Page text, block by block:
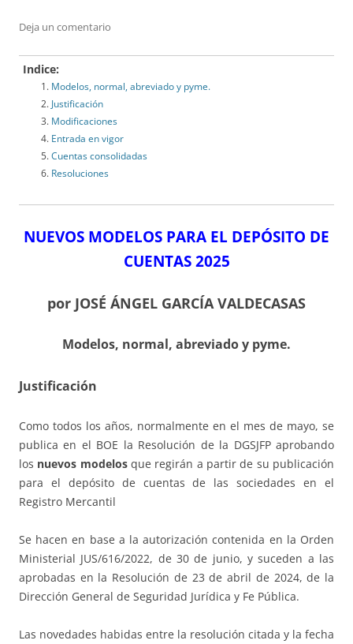
Deja un comentario
Indice:
Modelos, normal, abreviado y pyme.
Justificación
Modificaciones
Entrada en vigor
Cuentas consolidadas
Resoluciones
NUEVOS MODELOS PARA EL DEPÓSITO DE
CUENTAS 2025
por JOSÉ ÁNGEL GARCÍA VALDECASAS
Modelos, normal, abreviado y pyme.
Justificación
Como todos los años, normalmente en el mes de mayo, se
publica en el BOE la Resolución de la DGSJFP aprobando
los nuevos modelosque regirán a partir de su publicación
para el depósito de cuentas de las sociedades en el
Registro Mercantil
Se hacen en base a la autorización contenida en la Orden
Ministerial JUS/616/2022, de 30 de junio, y suceden a las
aprobadas en la Resolución de 23 de abril de 2024, de la
Dirección General de Seguridad Jurídica y Fe Pública.
Las novedades habidas entre la resolución citada y la fecha